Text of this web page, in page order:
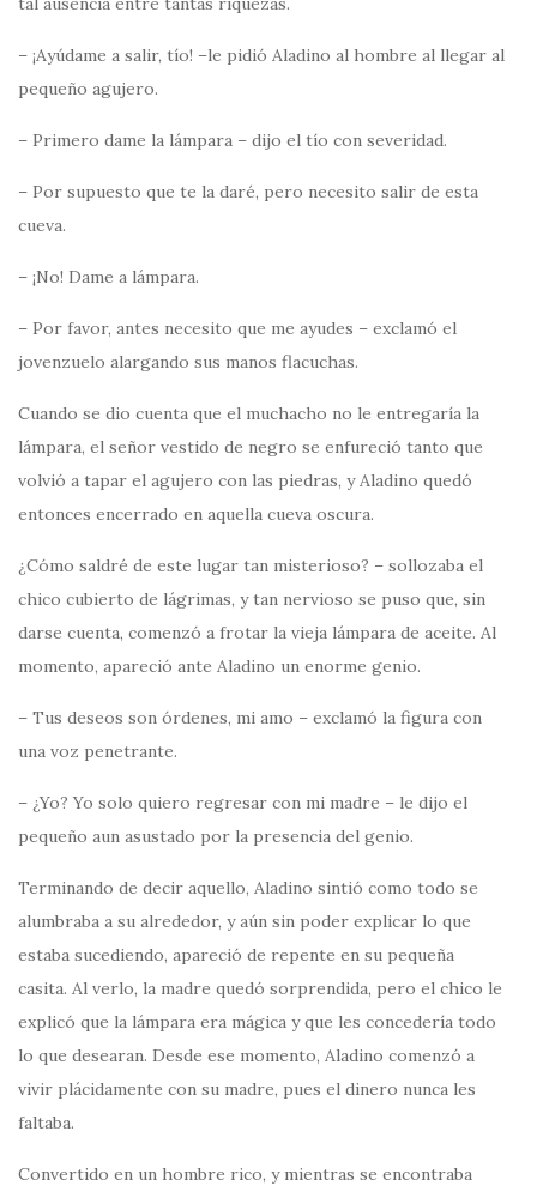
– ¡Ayúdame a salir, tío! –le pidió Aladino al hombre al llegar al
pequeño agujero.
– Primero dame la lámpara – dijo el tío con severidad.
– Por supuesto que te la daré, pero necesito salir de esta
cueva.
– ¡No! Dame a lámpara.
– Por favor, antes necesito que me ayudes – exclamó el
jovenzuelo alargando sus manos flacuchas.
Cuando se dio cuenta que el muchacho no le entregaría la
lámpara, el señor vestido de negro se enfureció tanto que
volvió a tapar el agujero con las piedras, y Aladino quedó
entonces encerrado en aquella cueva oscura.
¿Cómo saldré de este lugar tan misterioso? – sollozaba el
chico cubierto de lágrimas, y tan nervioso se puso que, sin
darse cuenta, comenzó a frotar la vieja lámpara de aceite. Al
momento, apareció ante Aladino un enorme genio.
– Tus deseos son órdenes, mi amo – exclamó la figura con
una voz penetrante.
– ¿Yo? Yo solo quiero regresar con mi madre – le dijo el
pequeño aun asustado por la presencia del genio.
Terminando de decir aquello, Aladino sintió como todo se
alumbraba a su alrededor, y aún sin poder explicar lo que
estaba sucediendo, apareció de repente en su pequeña
casita. Al verlo, la madre quedó sorprendida, pero el chico le
explicó que la lámpara era mágica y que les concedería todo
lo que desearan. Desde ese momento, Aladino comenzó a
vivir plácidamente con su madre, pues el dinero nunca les
faltaba.
Convertido en un hombre rico, y mientras se encontraba